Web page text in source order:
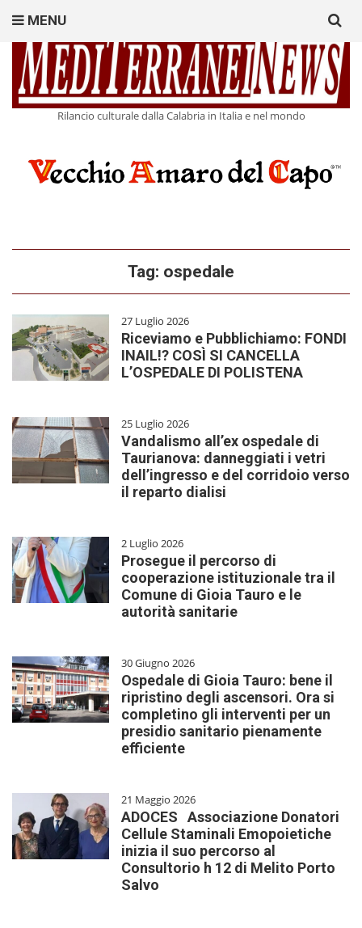
Rilancio culturale dalla Calabria in Italia e nel mondo
MENU
for:
Tag: ospedale
27 Luglio 2026
Riceviamo e Pubblichiamo: FONDI
INAIL!? COSÌ SI CANCELLA
L’OSPEDALE DI POLISTENA
25 Luglio 2026
Vandalismo all’ex ospedale di
Taurianova: danneggiati i vetri
dell’ingresso e del corridoio verso
il reparto dialisi
2 Luglio 2026
Prosegue il percorso di
cooperazione istituzionale tra il
Comune di Gioia Tauro e le
autorità sanitarie
30 Giugno 2026
Ospedale di Gioia Tauro: bene il
ripristino degli ascensori. Ora si
completino gli interventi per un
presidio sanitario pienamente
efficiente
21 Maggio 2026
ADOCES Associazione Donatori
Cellule Staminali Emopoietiche
inizia il suo percorso al
Consultorio h 12 di Melito Porto
Salvo